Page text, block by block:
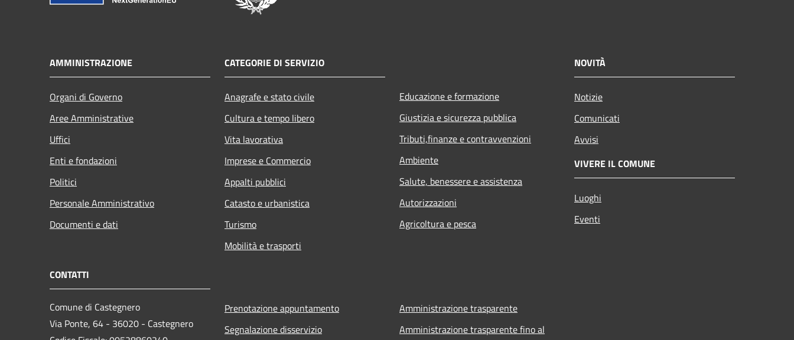
AMMINISTRAZIONE
Organi di Governo
Aree Amministrative
Uffici
Enti e fondazioni
Politici
Personale Amministrativo
Documenti e dati
CATEGORIE DI SERVIZIO
Anagrafe e stato civile
Cultura e tempo libero
Vita lavorativa
Imprese e Commercio
Appalti pubblici
Catasto e urbanistica
Turismo
Mobilità e trasporti
Educazione e formazione
Giustizia e sicurezza pubblica
Tributi,finanze e contravvenzioni
Ambiente
Salute, benessere e assistenza
Autorizzazioni
Agricoltura e pesca
NOVITÀ
Notizie
Comunicati
Avvisi
VIVERE IL COMUNE
Luoghi
Eventi
CONTATTI
Comune di Castegnero
Via Ponte, 64 - 36020 - Castegnero
Prenotazione appuntamento
Segnalazione disservizio
Amministrazione trasparente
Amministrazione trasparente fino al